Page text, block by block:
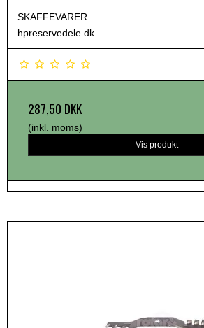
SKAFFEVARER
hpreservedele.dk
287,50 DKK
(inkl. moms)
Vis produkt